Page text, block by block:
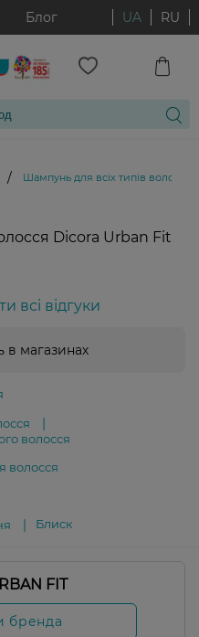
Блог UA RU
/ Шампунь для всіх типів
Dicora Urban Fit
всі відгуки
в магазинах
волосся
волосся
Блиск
FIT
бренда